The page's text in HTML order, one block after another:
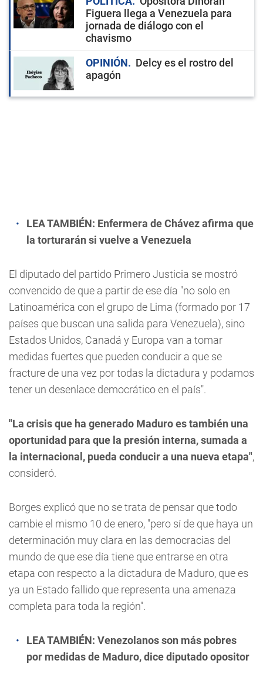
Figuera llega a Venezuela para
jornada de diálogo con el
chavismo
OPINIÓN
Delcy es el rostro del
apagón
LEA TAMBIÉN: Enfermera de Chávez afirma que
la torturarán si vuelve a Venezuela
El diputado del partido Primero Justicia se mostró
convencido de que a partir de ese día "no solo en
Latinoamérica con el grupo de Lima (formado por 17
países que buscan una salida para Venezuela), sino
Estados Unidos, Canadá y Europa van a tomar
medidas fuertes que pueden conducir a que se
fracture de una vez por todas la dictadura y podamos
tener un desenlace democrático en el país".
"La crisis que ha generado Maduro es también una
oportunidad para que la presión interna, sumada a
la internacional, pueda conducir a una nueva etapa",
consideró.
Borges explicó que no se trata de pensar que todo
cambie el mismo 10 de enero, "pero sí de que haya un
determinación muy clara en las democracias del
mundo de que ese día tiene que entrarse en otra
etapa con respecto a la dictadura de Maduro, que es
ya un Estado fallido que representa una amenaza
completa para toda la región".
LEA TAMBIÉN: Venezolanos son más pobres
por medidas de Maduro, dice diputado opositor